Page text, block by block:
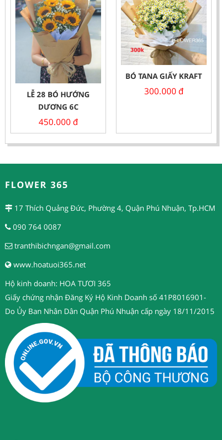
LỄ 28 BÓ HƯỚNG
DƯƠNG 6C
450.000 đ
BÓ TANA GIẤY KRAFT
300.000 đ
FLOWER 365
17 Thích Quảng Đức, Phường 4, Quận Phú Nhuận, Tp.HCM
090 764 0087
tranthibichngan@gmail.com
www.hoatuoi365.net
Hộ kinh doanh: HOA TƯƠI 365
Giấy chứng nhận Đăng Ký Hộ Kinh Doanh số 41P8016901-
Do Ủy Ban Nhân Dân Quận Phú Nhuận cấp ngày 18/11/2015